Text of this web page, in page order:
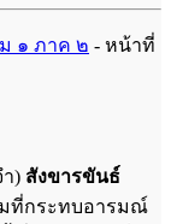
๑ ภาค ๒ - หน้าที่
) สังขารขันธ์
ที่กระทบอารมณ์